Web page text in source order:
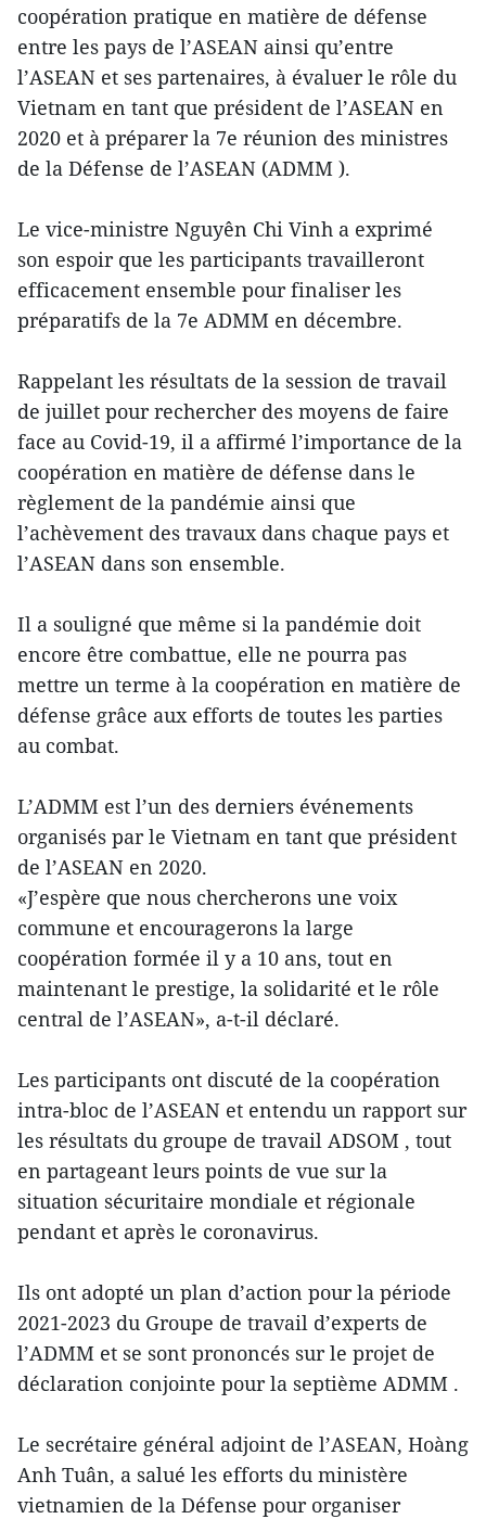
coopération pratique en matière de défense
entre les pays de l’ASEAN ainsi qu’entre
l’ASEAN et ses partenaires, à évaluer le rôle du
Vietnam en tant que président de l’ASEAN en
2020 et à préparer la 7e réunion des ministres
de la Défense de l’ASEAN (ADMM ).
Le vice-ministre Nguyên Chi Vinh a exprimé
son espoir que les participants travailleront
efficacement ensemble pour finaliser les
préparatifs de la 7e ADMM en décembre.
Rappelant les résultats de la session de travail
de juillet pour rechercher des moyens de faire
face au Covid-19, il a affirmé l’importance de la
coopération en matière de défense dans le
règlement de la pandémie ainsi que
l’achèvement des travaux dans chaque pays et
l’ASEAN dans son ensemble.
Il a souligné que même si la pandémie doit
encore être combattue, elle ne pourra pas
mettre un terme à la coopération en matière de
défense grâce aux efforts de toutes les parties
au combat.
L’ADMM est l’un des derniers événements
organisés par le Vietnam en tant que président
de l’ASEAN en 2020.
«J’espère que nous chercherons une voix
commune et encouragerons la large
coopération formée il y a 10 ans, tout en
maintenant le prestige, la solidarité et le rôle
central de l’ASEAN», a-t-il déclaré.
Les participants ont discuté de la coopération
intra-bloc de l’ASEAN et entendu un rapport sur
les résultats du groupe de travail ADSOM , tout
en partageant leurs points de vue sur la
situation sécuritaire mondiale et régionale
pendant et après le coronavirus.
Ils ont adopté un plan d’action pour la période
2021-2023 du Groupe de travail d’experts de
l’ADMM et se sont prononcés sur le projet de
déclaration conjointe pour la septième ADMM .
Le secrétaire général adjoint de l’ASEAN, Hoàng
Anh Tuân, a salué les efforts du ministère
vietnamien de la Défense pour organiser